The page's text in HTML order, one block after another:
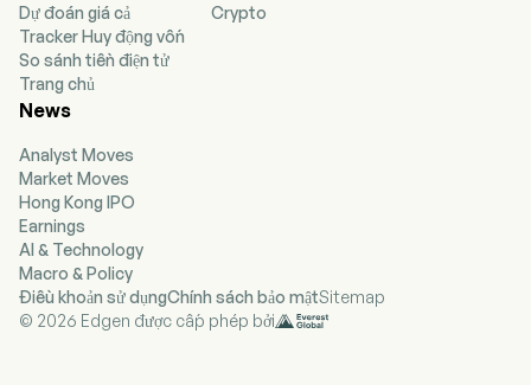
Dự đoán giá cả
Tracker Huy động vốn
So sánh tiền điện tử
Trang chủ
Crypto
News
Analyst Moves
Market Moves
Hong Kong IPO
Earnings
AI & Technology
Macro & Policy
Điều khoản sử dụngChính sách bảo mậtSitemap
© 2026 Edgen được cấp phép bởi